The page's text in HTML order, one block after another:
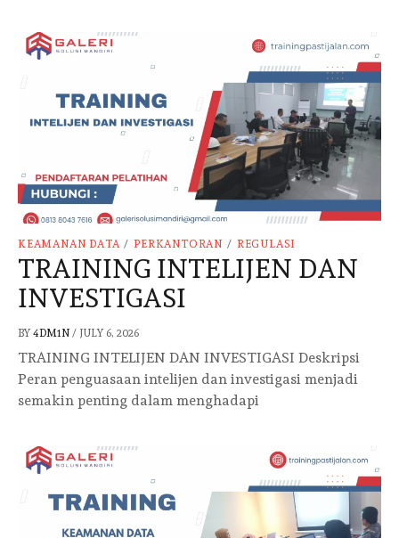
KEAMANAN DATA / PERKANTORAN / REGULASI
TRAINING INTELIJEN DAN
INVESTIGASI
BY 4DM1N / JULY 6, 2026
TRAINING INTELIJEN DAN INVESTIGASI Deskripsi
Peran penguasaan intelijen dan investigasi menjadi
semakin penting dalam menghadapi